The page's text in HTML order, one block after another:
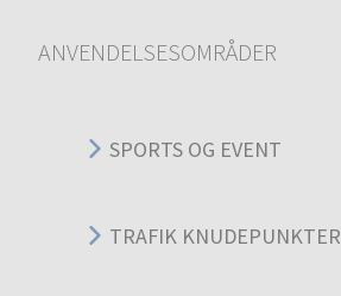
ANVENDELSESOMRÅDER
SPORTS OG EVENT
TRAFIK KNUDEPUNKTER